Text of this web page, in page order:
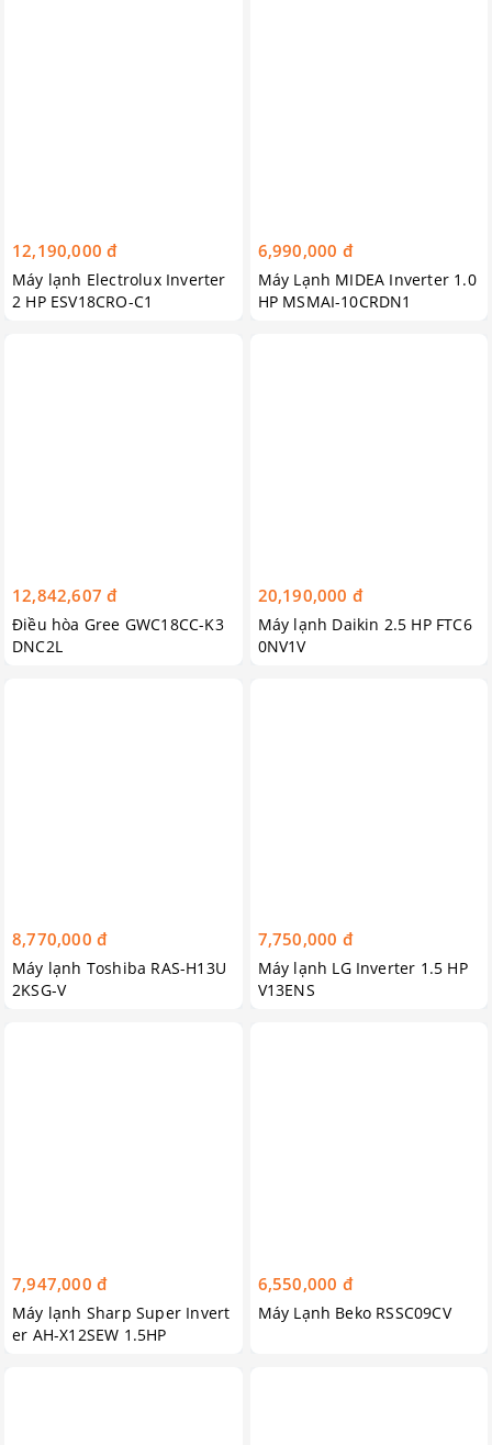
12,190,000 đ
Máy lạnh Electrolux Inverter
2 HP ESV18CRO-C1
6,990,000 đ
Máy Lạnh MIDEA Inverter 1.0
HP MSMAI-10CRDN1
12,842,607 đ
Điều hòa Gree GWC18CC-K3
DNC2L
20,190,000 đ
Máy lạnh Daikin 2.5 HP FTC6
0NV1V
8,770,000 đ
Máy lạnh Toshiba RAS-H13U
2KSG-V
7,750,000 đ
Máy lạnh LG Inverter 1.5 HP
V13ENS
7,947,000 đ
Máy lạnh Sharp Super Invert
er AH-X12SEW 1.5HP
6,550,000 đ
Máy Lạnh Beko RSSC09CV